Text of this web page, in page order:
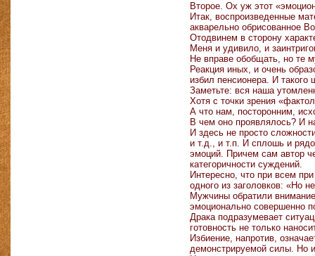
Второе. Ох уж этот
Итак, воспроизведенные
акварельно обрисованное
Отодвинем в сторону
Меня и удивило, и
Не вправе обобщать, но те
Реакция иных, и очень
избил пенсионера. И такого
Заметьте: вся наша
Хотя с точки зрения
А что нам, посторонним,
В чем оно проявлялось? И
И здесь не просто
и т.д., и т.п. И сплошь и
эмоций. Причем сам автор
категоричности суждений.
Интересно, что при всем
одного из заголовков: «Но
Мужчины обратили
эмоционально совершенно
Драка подразумевает
готовность не только
Избиение, напротив,
демонстрируемой силы. Но